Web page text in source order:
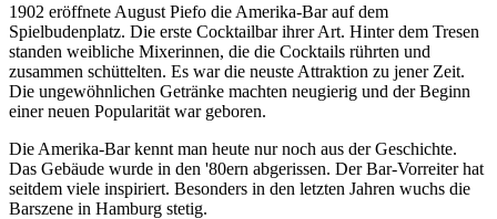
1902 eröffnete August Piefo die Amerika-Bar auf dem
Spielbudenplatz. Die erste Cocktailbar ihrer Art. Hinter dem Tresen
standen weibliche Mixerinnen, die die Cocktails rührten und
zusammen schüttelten. Es war die neuste Attraktion zu jener Zeit.
Die ungewöhnlichen Getränke machten neugierig und der Beginn
einer neuen Popularität war geboren.
Die Amerika-Bar kennt man heute nur noch aus der Geschichte.
Das Gebäude wurde in den '80ern abgerissen. Der Bar-Vorreiter hat
seitdem viele inspiriert. Besonders in den letzten Jahren wuchs die
Barszene in Hamburg stetig.